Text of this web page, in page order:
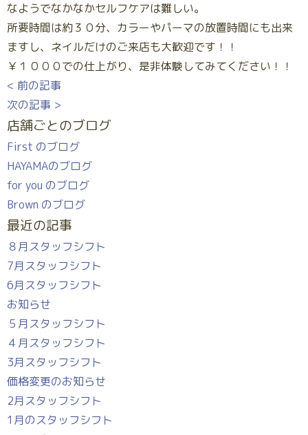
なようでなかなかセルフケアは難しい。
所要時間は約３０分、カラーやパーマの放置時間にも出来
ますし、ネイルだけのご来店も大歓迎です！！
￥１０００での仕上がり、是非体験してみてください！！
< 前の記事
次の記事 >
店舗ごとのブログ
First のブログ
HAYAMAのブログ
for you のブログ
Brown のブログ
最近の記事
８月スタッフシフト
7月スタッフシフト
6月スタッフシフト
お知らせ
５月スタッフシフト
４月スタッフシフト
3月スタッフシフト
価格変更のお知らせ
2月スタッフシフト
1月のスタッフシフト